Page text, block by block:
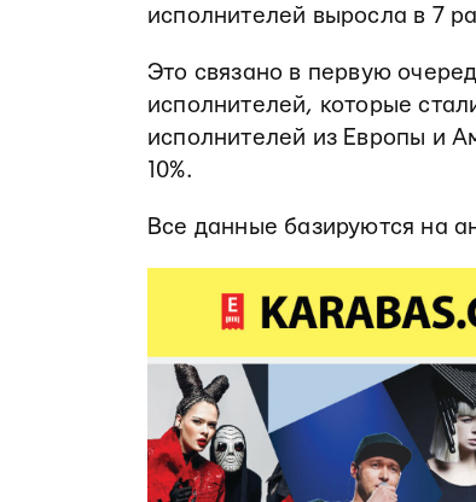
исполнителей выросла в 7
Это связано в первую
исполнителей, которые
исполнителей из Европы и
10%.
Все данные базируются на